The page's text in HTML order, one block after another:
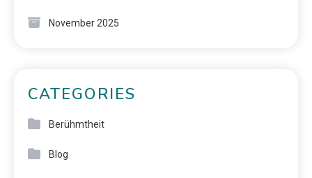
November 2025
CATEGORIES
Berühmtheit
Blog